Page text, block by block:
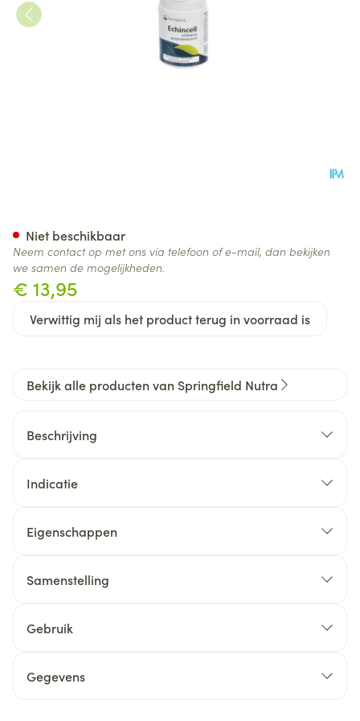
€ 13,95
Verwittig mij als het product terug in voorraad is
Niet beschikbaar
Neem contact op met ons via telefoon of e-mail, dan bekijken
we samen de mogelijkheden.
Bekijk alle producten van Springfield Nutra
Beschrijving
Indicatie
Eigenschappen
Samenstelling
Gebruik
Gegevens